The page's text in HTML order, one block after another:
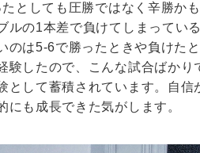
としても圧勝ではなく辛勝か
ルの1本差で負けてしまってい
のは5-6で勝ったときや負けた
験したので、こんな試合ばか
として蓄積されています。自
にも成長できた気がします。